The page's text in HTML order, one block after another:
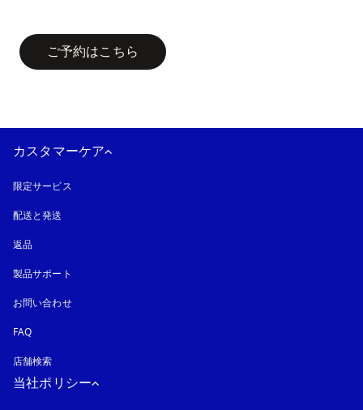
ご予約はこちら
カスタマーケア
限定サービス
配送と発送
返品
製品サポート
お問い合わせ
FAQ
店舗検索
当社ポリシー